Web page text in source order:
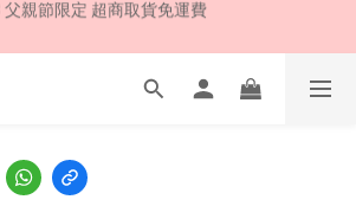
全館買就送 雨傘收納袋(乙個)